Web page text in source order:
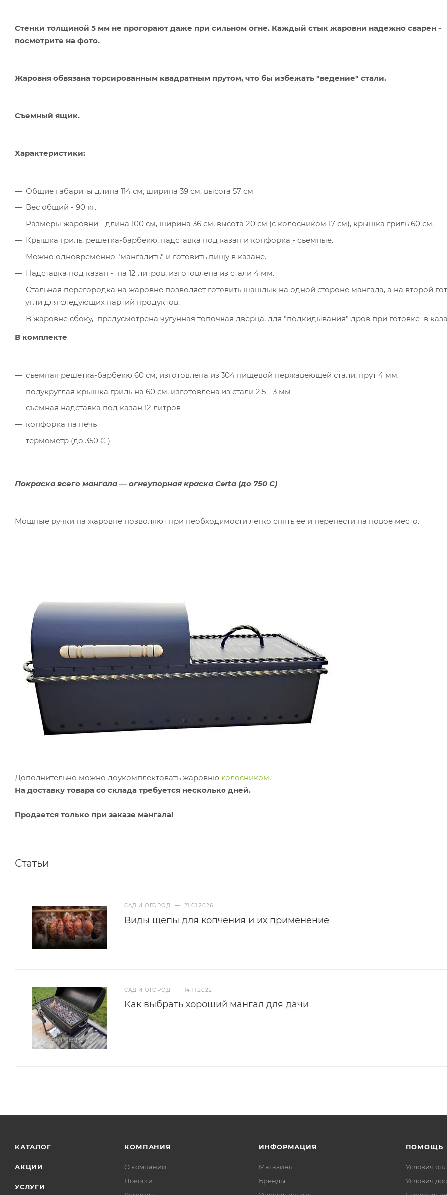
Стенки толщиной 5 мм не прогорают даже при сильном огне. Каждый стык жаровни надежно сварен -
посмотрите на фото.
Жаровня обвязана торсированным квадратным прутом, что бы избежать "ведение" стали.
Съемный ящик.
Характеристики:
Общие габариты длина 114 см, ширина 39 см, высота 57 см
Вес общий - 90 кг.
Размеры жаровни - длина 100 см, ширина 36 см, высота 20 см (с колосником 17 см), крышка гриль 60 см.
Крышка гриль, решетка-барбекю, надставка под казан и конфорка - съемные.
Можно одновременно "мангалить" и готовить пищу в казане.
Надставка под казан - на 12 литров, изготовлена из стали 4 мм.
Стальная перегородка на жаровне позволяет готовить шашлык на одной стороне мангала, а на второй
угли для следующих партий продуктов.
В жаровне сбоку, предусмотрена чугунная топочная дверца, для "подкидывания" дров при готовке в
В комплекте
съемная решетка-барбекю 60 см, изготовлена из 304 пищевой нержавеющей стали, прут 4 мм.
полукруглая крышка гриль на 60 см, изготовлена из стали 2,5 - 3 мм
съемная надставка под казан 12 литров
конфорка на печь
термометр (до 350 С )
Покраска всего мангала ― огнеупорная краска Certa (до 750 C)
Мощные ручки на жаровне позволяют при необходимости легко снять ее и перенести на новое место.
Дополнительно можно доукомплектовать жаровню колосником.
На доставку товара со склада требуется несколько дней.
Продается только при заказе мангала!
Статьи
САД И ОГОРОД — 21.01.2026
Виды щепы для копчения и их применение
САД И ОГОРОД — 14.11.2022
Как выбрать хороший мангал для дачи
КАТАЛОГ
АКЦИИ
УСЛУГИ
КОМПАНИЯ
О компании
Новости
ИНФОРМАЦИЯ
Магазины
Бренды
ПОМОЩЬ
Условия
Условия